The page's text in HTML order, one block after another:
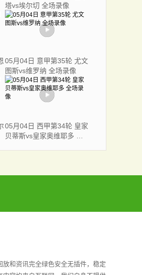
塔vs埃尔切 全场录像
05月04日 意甲第35轮 尤文
图斯vs维罗纳 全场录像
05月04日 西甲第34轮 皇家
贝蒂斯vs皇家奥维耶多 全
和资讯完全绿色安全无插件，稳定